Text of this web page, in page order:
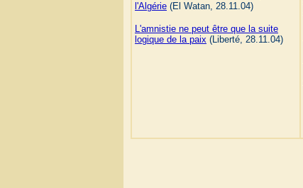
l'Algérie (El Watan, 28.11.04)
L'amnistie ne peut être que la suite
logique de la paix (Liberté, 28.11.04)